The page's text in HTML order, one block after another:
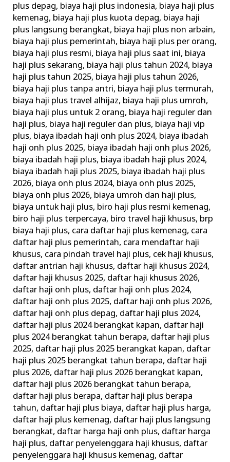
plus depag, biaya haji plus indonesia, biaya haji plus
kemenag, biaya haji plus kuota depag, biaya haji
plus langsung berangkat, biaya haji plus non arbain,
biaya haji plus pemerintah, biaya haji plus per orang,
biaya haji plus resmi, biaya haji plus saat ini, biaya
haji plus sekarang, biaya haji plus tahun 2024, biaya
haji plus tahun 2025, biaya haji plus tahun 2026,
biaya haji plus tanpa antri, biaya haji plus termurah,
biaya haji plus travel alhijaz, biaya haji plus umroh,
biaya haji plus untuk 2 orang, biaya haji reguler dan
haji plus, biaya haji reguler dan plus, biaya haji vip
plus, biaya ibadah haji onh plus 2024, biaya ibadah
haji onh plus 2025, biaya ibadah haji onh plus 2026,
biaya ibadah haji plus, biaya ibadah haji plus 2024,
biaya ibadah haji plus 2025, biaya ibadah haji plus
2026, biaya onh plus 2024, biaya onh plus 2025,
biaya onh plus 2026, biaya umroh dan haji plus,
biaya untuk haji plus, biro haji plus resmi kemenag,
biro haji plus terpercaya, biro travel haji khusus, brp
biaya haji plus, cara daftar haji plus kemenag, cara
daftar haji plus pemerintah, cara mendaftar haji
khusus, cara pindah travel haji plus, cek haji khusus,
daftar antrian haji khusus, daftar haji khusus 2024,
daftar haji khusus 2025, daftar haji khusus 2026,
daftar haji onh plus, daftar haji onh plus 2024,
daftar haji onh plus 2025, daftar haji onh plus 2026,
daftar haji onh plus depag, daftar haji plus 2024,
daftar haji plus 2024 berangkat kapan, daftar haji
plus 2024 berangkat tahun berapa, daftar haji plus
2025, daftar haji plus 2025 berangkat kapan, daftar
haji plus 2025 berangkat tahun berapa, daftar haji
plus 2026, daftar haji plus 2026 berangkat kapan,
daftar haji plus 2026 berangkat tahun berapa,
daftar haji plus berapa, daftar haji plus berapa
tahun, daftar haji plus biaya, daftar haji plus harga,
daftar haji plus kemenag, daftar haji plus langsung
berangkat, daftar harga haji onh plus, daftar harga
haji plus, daftar penyelenggara haji khusus, daftar
penyelenggara haji khusus kemenag, daftar